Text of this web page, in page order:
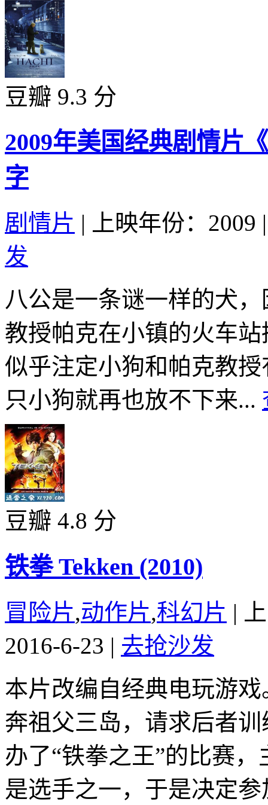
豆瓣 9.3 分
2009年美国经典剧情片
字
剧情片 | 上映年份：2009 |
发
八公是一条谜一样的犬
教授帕克在小镇的火车
似乎注定小狗和帕克教
只小狗就再也放不下来...
豆瓣 4.8 分
铁拳 Tekken (2010)
冒险片,动作片,科幻片 |
2016-6-23 | 去抢沙发
本片改编自经典电玩游
奔祖父三岛，请求后者
办了“铁拳之王”的比赛
是选手之一，于是决定